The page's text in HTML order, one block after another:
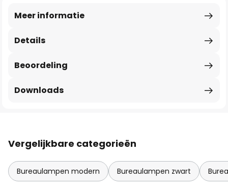
Details
Meer informatie
Beoordeling
Downloads
Vergelijkbare categorieën
Bureaulampen modern Bureaulampen zwart